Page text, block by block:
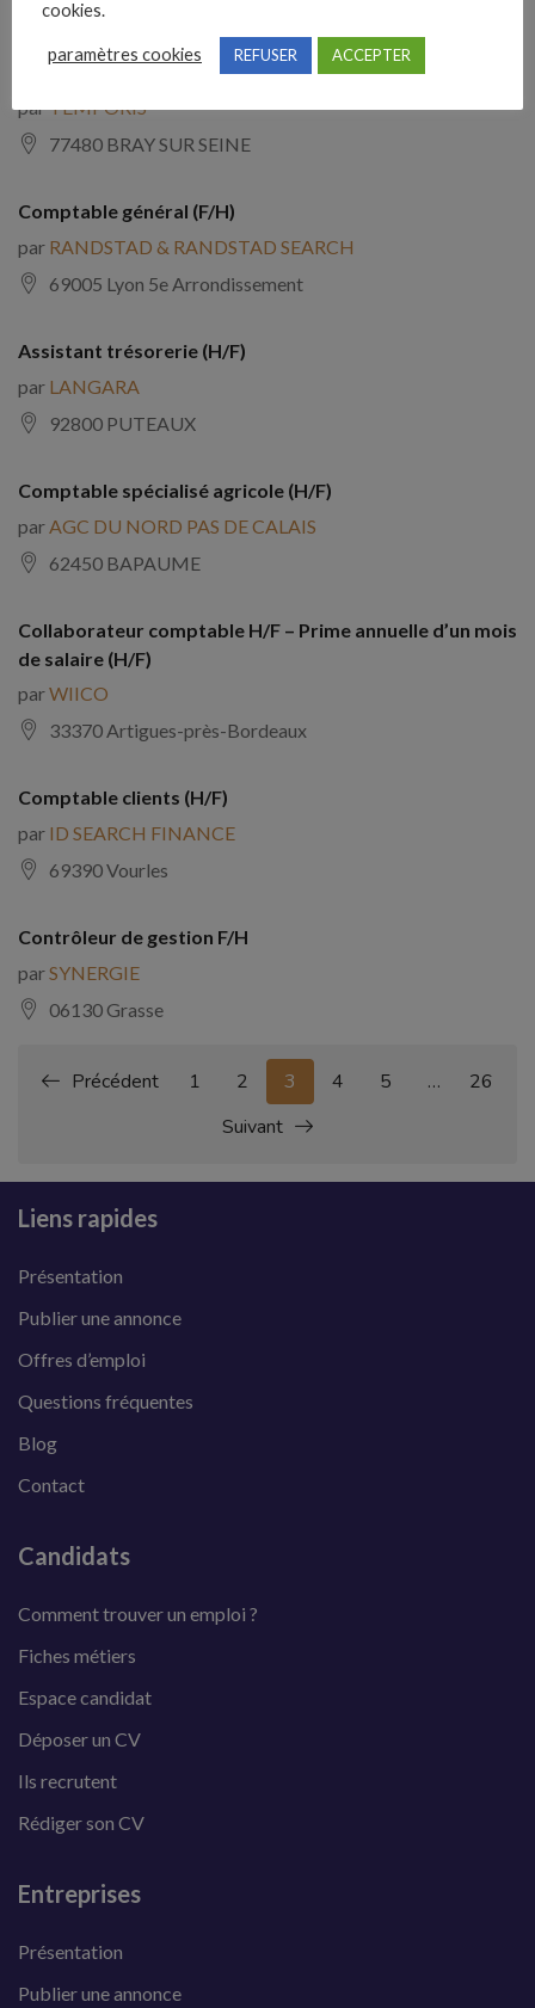
Controleur de gestion (H/F)
parTEMPORIS
77480 BRAY SUR SEINE
Comptable général (F/H)
par RANDSTAD & RANDSTAD SEARCH
69005 Lyon 5e Arrondissement
Assistant trésorerie (H/F)
par LANGARA
92800 PUTEAUX
Comptable spécialisé agricole (H/F)
par AGC DU NORD PAS DE CALAIS
62450 BAPAUME
Collaborateur comptable H/F – Prime annuelle d’un mois
de salaire (H/F)
parWIICO
33370 Artigues-près-Bordeaux
Comptable clients (H/F)
par ID SEARCH FINANCE
69390 Vourles
Contrôleur de gestion F/H
par SYNERGIE
06130 Grasse
Précédent 1 2 3 4 5 …
26
Suivant
Liens rapides
Présentation
Publier une annonce
Offres d’emploi
Questions fréquentes
Blog
Contact
Candidats
Comment trouver un emploi ?
Fiches métiers
Espace candidat
Déposer un CV
Ils recrutent
Rédiger son CV
Entreprises
Présentation
Publier une annonce
cookies.
paramètres cookies REFUSER ACCEPTER